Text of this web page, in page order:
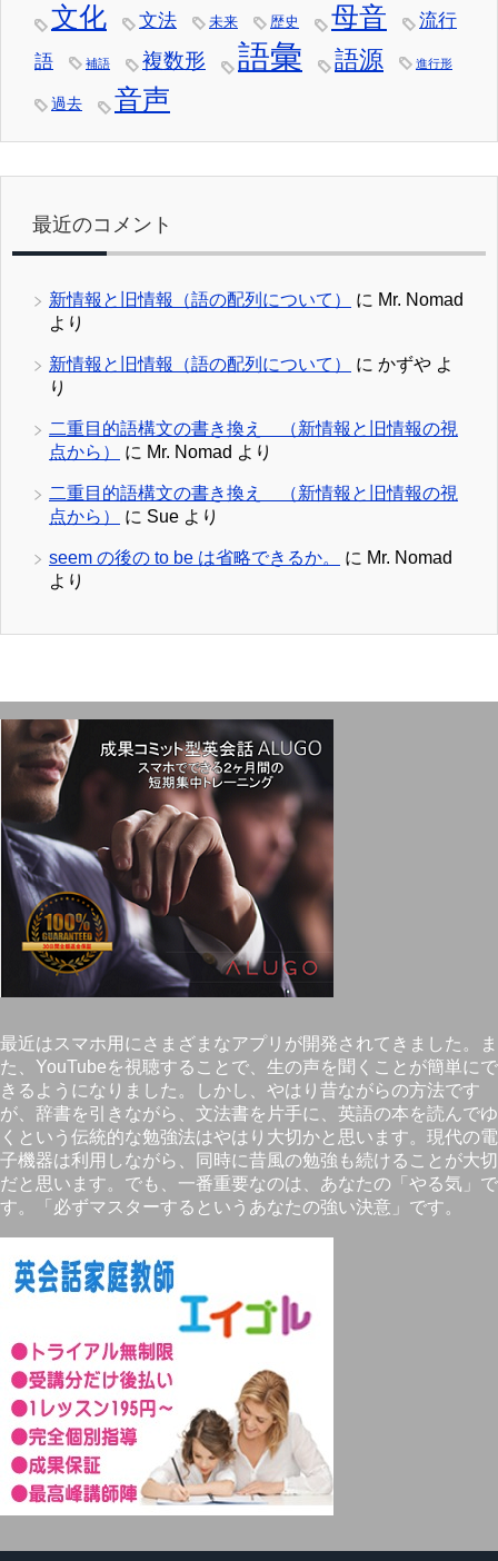
文化 文法 未来 歴史 母音
流行
語
補語 複数形 語彙 語源 進行形
過去 音声
最近のコメント
新情報と旧情報（語の配列について） に Mr. Nomad
より
新情報と旧情報（語の配列について） に かずや よ
り
二重目的語構文の書き換え （新情報と旧情報の視
点から）
に Mr. Nomad より
二重目的語構文の書き換え （新情報と旧情報の視
点から）
に Sue より
seem の後の to be は省略できるか。 に Mr. Nomad
より
最近はスマホ用にさまざまなアプリが開発されてきました。ま
た、YouTubeを視聴することで、生の声を聞くことが簡単にで
きるようになりました。しかし、やはり昔ながらの方法です
が、辞書を引きながら、文法書を片手に、英語の本を読んでゆ
くという伝統的な勉強法はやはり大切かと思います。現代の電
子機器は利用しながら、同時に昔風の勉強も続けることが大切
だと思います。でも、一番重要なのは、あなたの「やる気」で
す。「必ずマスターするというあなたの強い決意」です。